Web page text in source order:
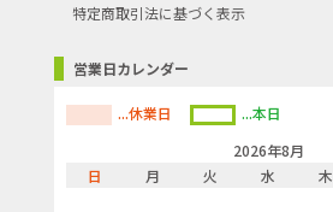
特定商取引法に基づく表示
営業日カレンダー
...休業日
...本日
2026年8月
日
月 火 水 木